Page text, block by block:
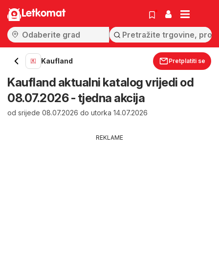
Letkomat
Kaufland Pretplatiti se
Kaufland aktualni katalog vrijedi od
08.07.2026 - tjedna akcija
od srijede 08.07.2026 do utorka 14.07.2026
REKLAME